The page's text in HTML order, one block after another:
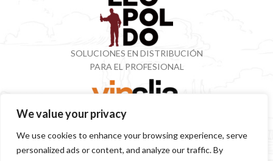
We value your privacy
We use cookies to enhance your browsing experience, serve
personalized ads or content, and analyze our traffic. By
SOLUCIONES EN DISTRIBUCIÓN
PARA EL PROFESIONAL
EN VINOS Y DESTILADOS